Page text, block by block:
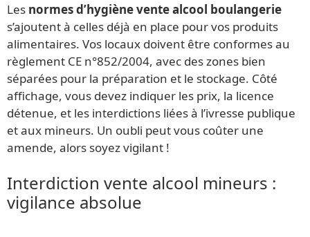
Les normes d’hygiène vente alcool boulangerie
s’ajoutent à celles déjà en place pour vos produits
alimentaires. Vos locaux doivent être conformes au
règlement CE n°852/2004, avec des zones bien
séparées pour la préparation et le stockage. Côté
affichage, vous devez indiquer les prix, la licence
détenue, et les interdictions liées à l’ivresse publique
et aux mineurs. Un oubli peut vous coûter une
amende, alors soyez vigilant !
Interdiction vente alcool mineurs :
vigilance absolue